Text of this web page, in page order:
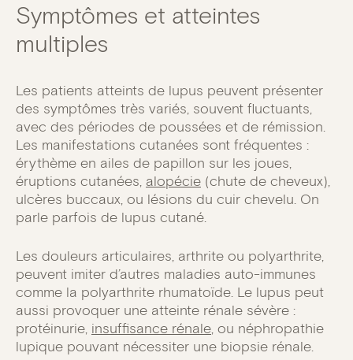
Symptômes et atteintes
multiples
Les patients atteints de lupus peuvent présenter
des symptômes très variés, souvent fluctuants,
avec des périodes de poussées et de rémission.
Les manifestations cutanées sont fréquentes :
érythème en ailes de papillon sur les joues,
éruptions cutanées, alopécie (chute de cheveux),
ulcères buccaux, ou lésions du cuir chevelu. On
parle parfois de lupus cutané.
Les douleurs articulaires, arthrite ou polyarthrite,
peuvent imiter d’autres maladies auto-immunes
comme la polyarthrite rhumatoïde. Le lupus peut
aussi provoquer une atteinte rénale sévère :
protéinurie, insuffisance rénale, ou néphropathie
lupique pouvant nécessiter une biopsie rénale.